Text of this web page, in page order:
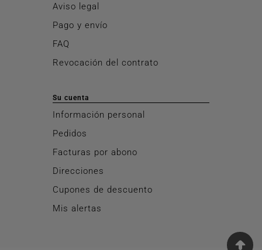
Aviso legal
Pago y envío
FAQ
Revocación del contrato
Su cuenta
Información personal
Pedidos
Facturas por abono
Direcciones
Cupones de descuento
Mis alertas